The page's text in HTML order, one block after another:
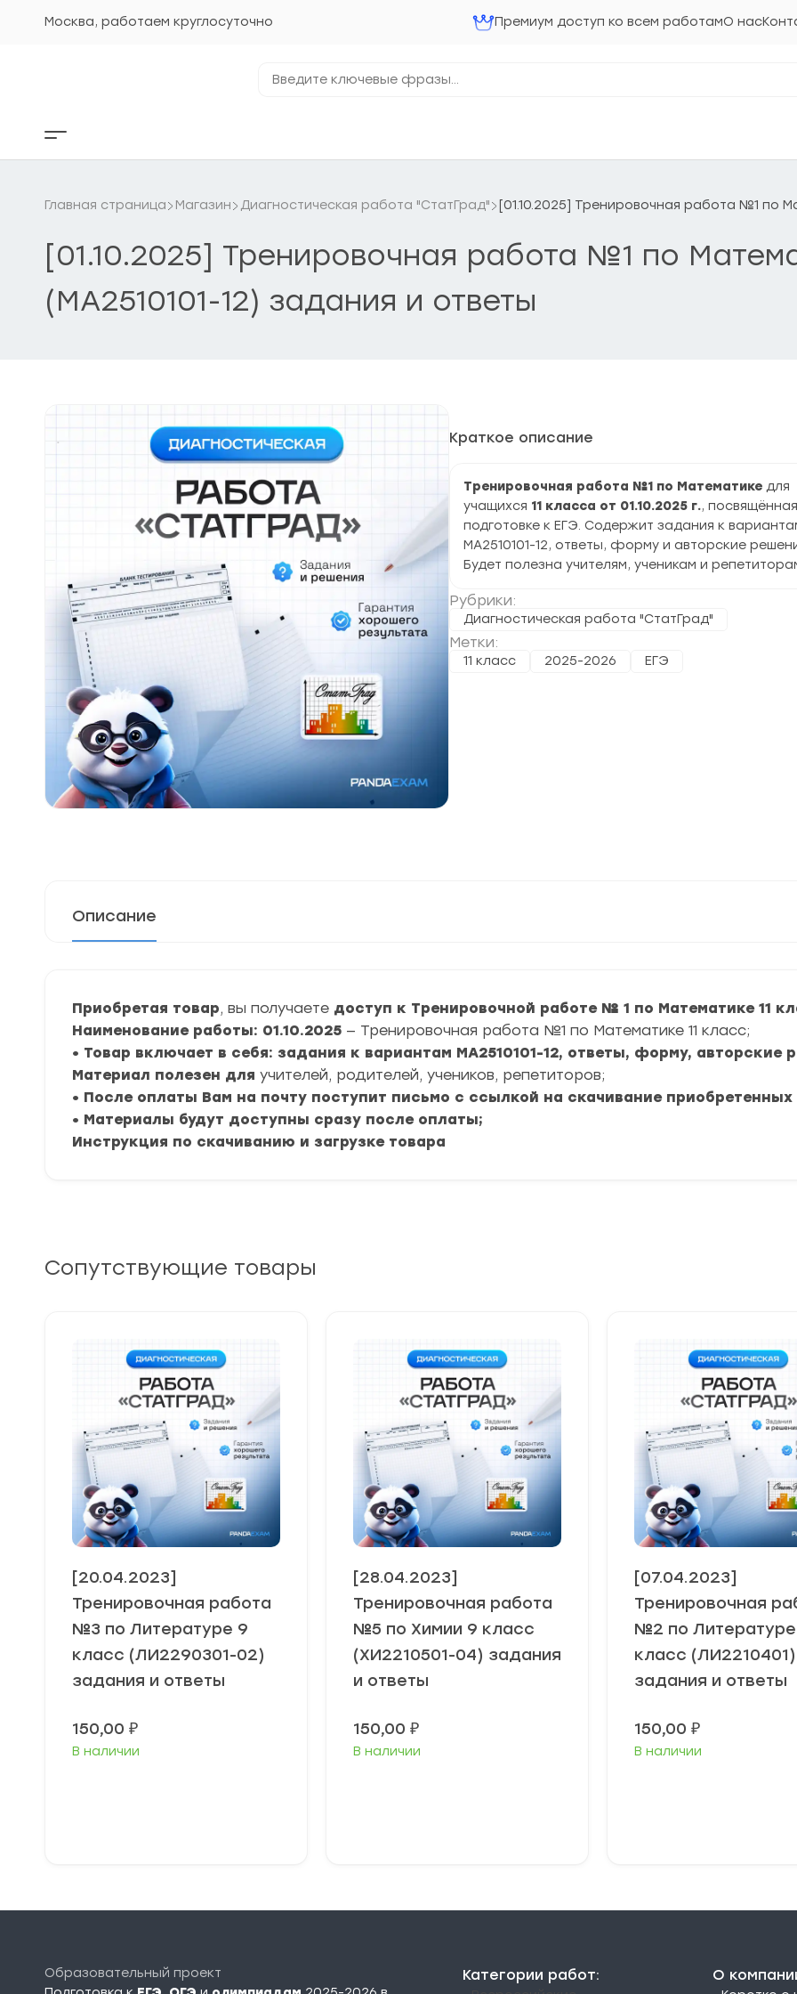
Москва, работаем круглосуточно Премиум доступ ко всем работамО нас
ключевые
Кнопка
бокового
Главная страница Магазин Диагностическая работа "СтатГрад" [01.10.2025] Тренировочная работа №1 по
[01.10.2025] Тренировочная работа №1 по
(МА2510101-12) задания и ответы
Краткое описание
Тренировочная работа №1 по Математике для
учащихся 11 класса от 01.10.2025 г., посвящённая
подготовке к ЕГЭ. Содержит задания к
МА2510101-12, ответы, форму и авторские
Будет полезна учителям, ученикам и
Рубрики:
Диагностическая работа "СтатГрад"
Метки:
11 класс 2025-2026 ЕГЭ
Описание
Приобретая товар, вы получаете доступ к Тренировочной работе № 1 по Математике 11
Наименование работы: 01.10.2025 — Тренировочная работа №1 по Математике 11 класс;
• Товар включает в себя: задания к вариантам МА2510101-12, ответы, форму, авторские
Материал полезен для учителей, родителей, учеников, репетиторов;
• После оплаты Вам на почту поступит письмо с ссылкой на скачивание приобретенных
• Материалы будут доступны сразу после оплаты;
Инструкция по скачиванию и загрузке товара
Сопутствующие товары
[20.04.2023]
Тренировочная работа
№3 по Литературе 9
класс (ЛИ2290301-02)
задания и ответы
150,00 ₽
В наличии
[28.04.2023]
Тренировочная работа
№5 по Химии 9 класс
(ХИ2210501-04) задания
и ответы
150,00 ₽
В наличии
[07.04.2023]
Тренировочная
№2 по Литературе
класс (ЛИ2210401)
задания и ответы
150,00 ₽
В наличии
Образовательный проект
Категории работ: О